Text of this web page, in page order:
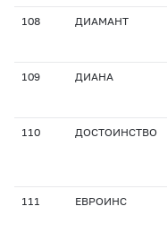
108 ДИАМАНТ
109 ДИАНА
110 ДОСТОИНСТВО
111 ЕВРОИНС